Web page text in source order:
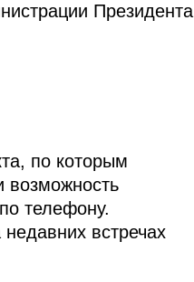
Президента
по которым
возможность
телефону.
встречах